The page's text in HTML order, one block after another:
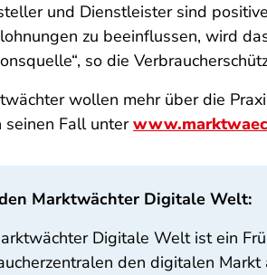
und Dienstleister sind
zu beeinflussen, wird
so die
wollen mehr über die
seinen Fall unter
Marktwächter Digitale Welt:
Digitale Welt ist ein
den digitalen